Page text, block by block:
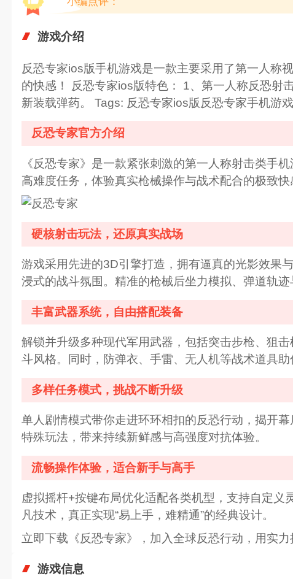
游戏介绍
反恐专家ios版手机游戏是一款主要采用了第一人称
的快感！ 反恐专家ios版特色： 1、第一人称反恐射
新装载弹药。 Tags: 反恐专家ios版反恐专家手机游戏
反恐专家官方介绍
《反恐专家》是一款紧张刺激的第一人称射击类手
高难度任务，体验真实枪械操作与战术配合的极致快
硬核射击玩法，还原真实战场
游戏采用先进的3D引擎打造，拥有逼真的光影效果
浸式的战斗氛围。精准的枪械后坐力模拟、弹道轨
丰富武器系统，自由搭配装备
解锁并升级多种现代军用武器，包括突击步枪、狙
斗风格。同时，防弹衣、手雷、无人机等战术道具助
多样任务模式，挑战不断升级
单人剧情模式带你走进环环相扣的反恐行动，揭开
特殊玩法，带来持续新鲜感与高强度对抗体验。
流畅操作体验，适合新手与高手
虚拟摇杆+按键布局优化适配各类机型，支持自定
凡技术，真正实现“易上手，难精通”的经典设计。
立即下载《反恐专家》，加入全球反恐行动，用实
游戏信息